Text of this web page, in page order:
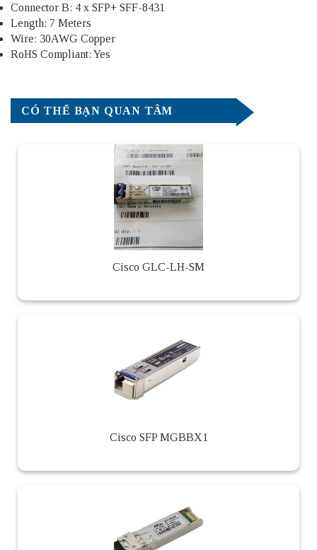
Connector B: 4 x SFP+ SFF-8431
Length: 7 Meters
Wire: 30AWG Copper
RoHS Compliant: Yes
CÓ THỂ BẠN QUAN TÂM
Cisco GLC-LH-SM
Cisco SFP MGBBX1